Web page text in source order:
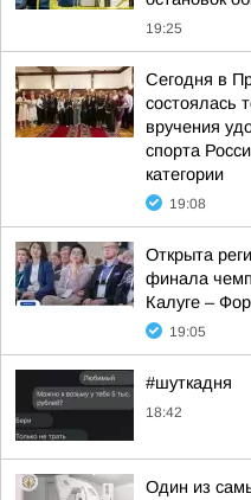
19:25
Сегодня в
состоялась
вручения
спорта
категории
19:08
Открыта
финала
Калуге –
19:05
#шуткадня
18:42
Один из